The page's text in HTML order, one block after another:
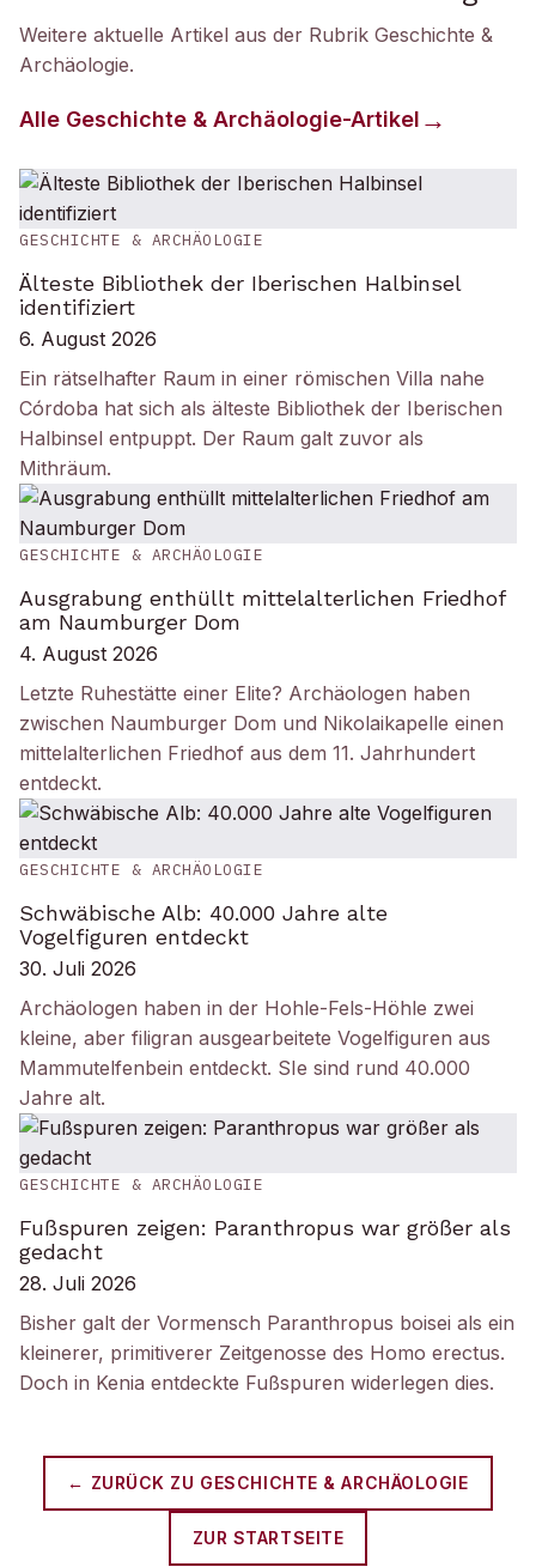
Weitere aktuelle Artikel aus der Rubrik Geschichte &
Archäologie.
Alle Geschichte & Archäologie-Artikel
GESCHICHTE & ARCHÄOLOGIE
Älteste Bibliothek der Iberischen Halbinsel
identifiziert
6. August 2026
Ein rätselhafter Raum in einer römischen Villa nahe
Córdoba hat sich als älteste Bibliothek der Iberischen
Halbinsel entpuppt. Der Raum galt zuvor als
Mithräum.
GESCHICHTE & ARCHÄOLOGIE
Ausgrabung enthüllt mittelalterlichen Friedhof
am Naumburger Dom
4. August 2026
Letzte Ruhestätte einer Elite? Archäologen haben
zwischen Naumburger Dom und Nikolaikapelle einen
mittelalterlichen Friedhof aus dem 11. Jahrhundert
entdeckt.
GESCHICHTE & ARCHÄOLOGIE
Schwäbische Alb: 40.000 Jahre alte
Vogelfiguren entdeckt
30. Juli 2026
Archäologen haben in der Hohle-Fels-Höhle zwei
kleine, aber filigran ausgearbeitete Vogelfiguren aus
Mammutelfenbein entdeckt. SIe sind rund 40.000
Jahre alt.
GESCHICHTE & ARCHÄOLOGIE
Fußspuren zeigen: Paranthropus war größer als
gedacht
28. Juli 2026
Bisher galt der Vormensch Paranthropus boisei als ein
kleinerer, primitiverer Zeitgenosse des Homo erectus.
Doch in Kenia entdeckte Fußspuren widerlegen dies.
← ZURÜCK ZU GESCHICHTE & ARCHÄOLOGIE
ZUR STARTSEITE